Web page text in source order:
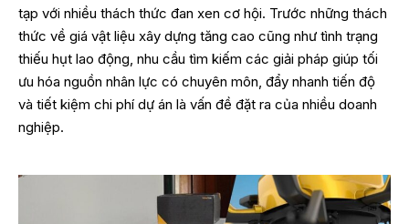
tạp với nhiều thách thức đan xen cơ hội. Trước những thách
thức về giá vật liệu xây dựng tăng cao cũng như tình trạng
thiếu hụt lao động, nhu cầu tìm kiếm các giải pháp giúp tối
ưu hóa nguồn nhân lực có chuyên môn, đẩy nhanh tiến độ
và tiết kiệm chi phí dự án là vấn đề đặt ra của nhiều doanh
nghiệp.